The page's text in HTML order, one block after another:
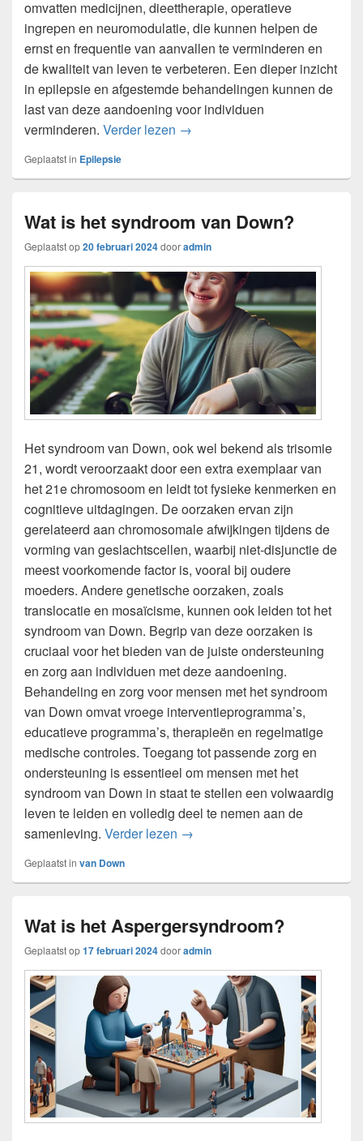
omvatten medicijnen, dieettherapie, operatieve
ingrepen en neuromodulatie, die kunnen helpen de
ernst en frequentie van aanvallen te verminderen en
de kwaliteit van leven te verbeteren. Een dieper inzicht
in epilepsie en afgestemde behandelingen kunnen de
last van deze aandoening voor individuen
verminderen. Verder lezen Wat is epilepsie?
→
Geplaatst in Epilepsie
Wat is het syndroom van Down?
Geplaatst op20 februari 2024dooradmin
Het syndroom van Down, ook wel bekend als trisomie
21, wordt veroorzaakt door een extra exemplaar van
het 21e chromosoom en leidt tot fysieke kenmerken en
cognitieve uitdagingen. De oorzaken ervan zijn
gerelateerd aan chromosomale afwijkingen tijdens de
vorming van geslachtscellen, waarbij niet-disjunctie de
meest voorkomende factor is, vooral bij oudere
moeders. Andere genetische oorzaken, zoals
translocatie en mosaïcisme, kunnen ook leiden tot het
syndroom van Down. Begrip van deze oorzaken is
cruciaal voor het bieden van de juiste ondersteuning
en zorg aan individuen met deze aandoening.
Behandeling en zorg voor mensen met het syndroom
van Down omvat vroege interventieprogramma’s,
educatieve programma’s, therapieën en regelmatige
medische controles. Toegang tot passende zorg en
ondersteuning is essentieel om mensen met het
syndroom van Down in staat te stellen een volwaardig
leven te leiden en volledig deel te nemen aan de
samenleving. Verder lezen Wat is het syndroom van
→
Geplaatst in van Down
Wat is het Aspergersyndroom?
Geplaatst op17 februari 2024dooradmin